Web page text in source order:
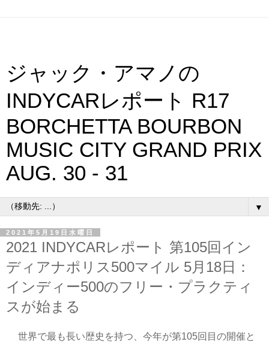
ジャック・アマノの
INDYCARレポート R17
BORCHETTA BOURBON
MUSIC CITY GRAND PRIX
AUG. 30 - 31
▼
2021年5月19日水曜日
2021 INDYCARレポート 第105回イン
ディアナポリス500マイル 5月18日：
インディー500のフリー・プラクティ
スが始まる
世界で最も長い歴史を持つ、今年が第105回目の開催と